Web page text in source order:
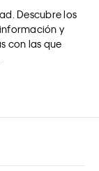
Descubre los
y
con las que